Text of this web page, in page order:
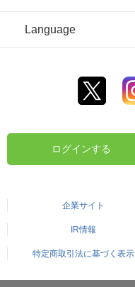
Language
ログインする
企業サイト
IR情報
特定商取引法に基づく表示